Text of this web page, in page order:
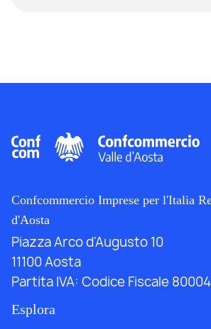
Confcommercio Imprese per l'Italia
d'Aosta
Piazza Arco d'Augusto 10
11100 Aosta
Partita IVA: Codice Fiscale
Esplora